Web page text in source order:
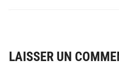
LAISSER UN